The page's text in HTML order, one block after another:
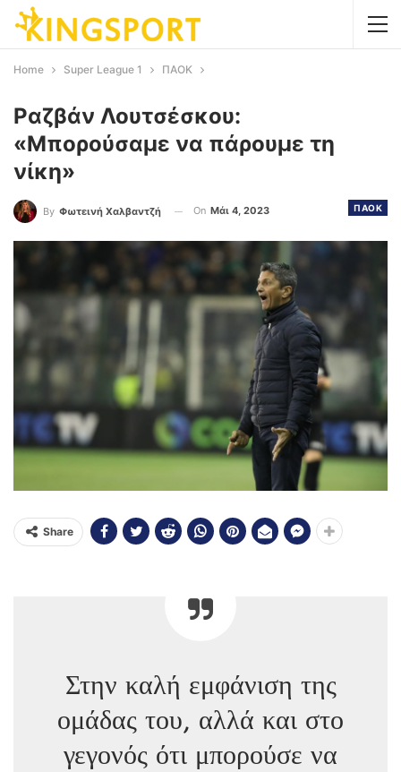
Home Super League 1 ΠΑΟΚ
Ραζβάν Λουτσέσκου:
«Μπορούσαμε να πάρουμε τη
νίκη»
ΠΑΟΚ
By Φωτεινή Χαλβαντζή On Μάι 4, 2023
Share
Στην καλή εμφάνιση της
ομάδας του, αλλά και στο
γεγονός ότι μπορούσε να